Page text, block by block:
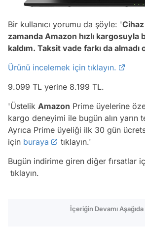
Bir kullanıcı yorumu da şöyle: '
zamanda Amazon hızlı kargosuyla
kaldım. Taksit vade farkı da
Ürünü incelemek için tıklayın.
9.099 TL yerine 8.199 TL.
'Üstelik Amazon Prime üyelerine
kargo deneyimi ile bugün alın yarın
Ayrıca Prime üyeliği ilk 30 gün
için buraya
tıklayın.'
Bugün indirime giren diğer fırsatlar
tıklayın.
İçeriğin Devamı Aşağıda